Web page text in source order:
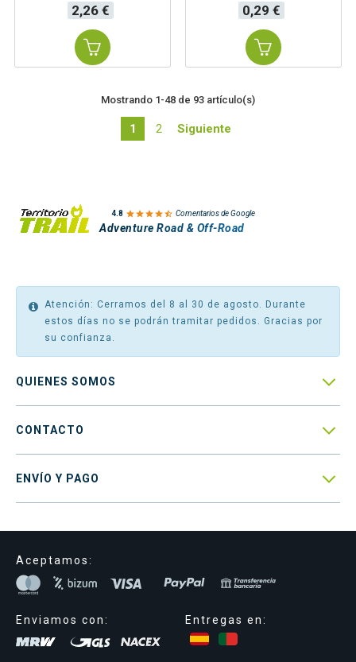
Precio
2,26 € Precio
0,29 €
Mostrando 1-48 de 93 artículo(s)
1 2 Siguiente
4.8  Comentarios de Google
Adventure Road & Off-Road
Atención: Cerramos del 8 al 30 de agosto. Durante
estos días no se podrán tramitar pedidos. Gracias por
su confianza.
QUIENES SOMOS 
CONTACTO 
ENVÍO Y PAGO 
Aceptamos:
Enviamos con: Entregas en: